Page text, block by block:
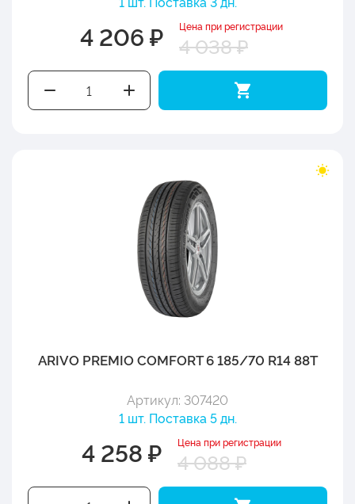
4 206 ₽ Цена при регистрации
4 038 ₽
ARIVO PREMIO COMFORT 6 185/70 R14 88T
Артикул: 307420
1 шт. Поставка 5 дн.
4 258 ₽ Цена при регистрации
4 088 ₽